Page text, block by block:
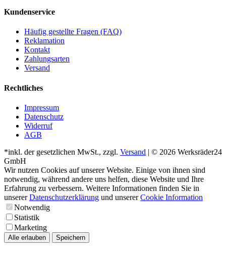
Kundenservice
Häufig gestellte Fragen (FAQ)
Reklamation
Kontakt
Zahlungsarten
Versand
Rechtliches
Impressum
Datenschutz
Widerruf
AGB
*inkl. der gesetzlichen MwSt., zzgl. Versand | © 2026 Werksräder24
GmbH
Wir nutzen Cookies auf unserer Website. Einige von ihnen sind
notwendig, während andere uns helfen, diese Website und Ihre
Erfahrung zu verbessern. Weitere Informationen finden Sie in
unsererDatenschutzerklärung und unsererCookie Information
Notwendig
Statistik
Marketing
Alle erlauben Speichern